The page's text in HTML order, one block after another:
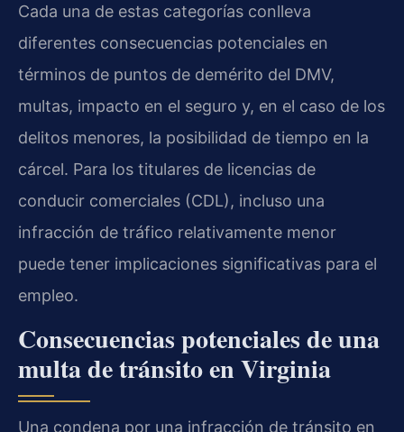
Cada una de estas categorías conlleva
diferentes consecuencias potenciales en
términos de puntos de demérito del DMV,
multas, impacto en el seguro y, en el caso de los
delitos menores, la posibilidad de tiempo en la
cárcel. Para los titulares de licencias de
conducir comerciales (CDL), incluso una
infracción de tráfico relativamente menor
puede tener implicaciones significativas para el
empleo.
Consecuencias potenciales de una
multa de tránsito en Virginia
Una condena por una infracción de tránsito en